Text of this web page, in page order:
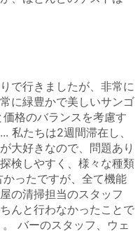
で行きましたが、非常に
に緑豊かで美しいサンゴ
格のバランスを考慮す
私たちは2週間滞在し、
大好きなので、問題あり
検しやすく、様々な種類
ったですが、全て機能
の清掃担当のスタッフ
んと行わなかったことで
バーのスタッフ、ウェ